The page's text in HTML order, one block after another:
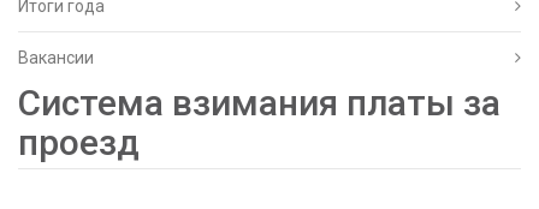
Итоги года
Вакансии
Cистема взимания платы за
проезд